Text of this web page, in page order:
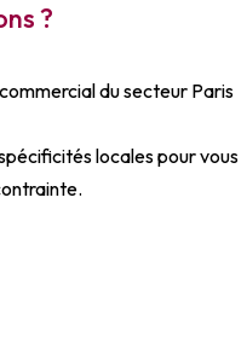
?
du secteur Paris
locales pour vous